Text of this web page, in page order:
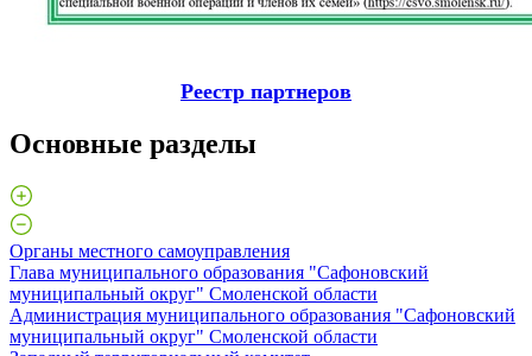
Реестр партнеров
Основные разделы
Органы местного самоуправления
Глава муниципального образования "Сафоновский
муниципальный округ" Смоленской области
Администрация муниципального образования "Сафоновский
муниципальный округ" Смоленской области